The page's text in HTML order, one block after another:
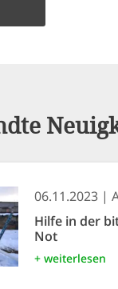
06.11.2023
Hilfe in der
Not
+ weiterlesen